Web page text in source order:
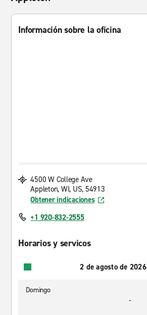
Información sobre la oficina
4500 W College Ave
Appleton, WI, US, 54913
Obtener indicaciones
+1 920-832-2555
Horarios y servicos
2 de agosto de 2026
Domingo
-